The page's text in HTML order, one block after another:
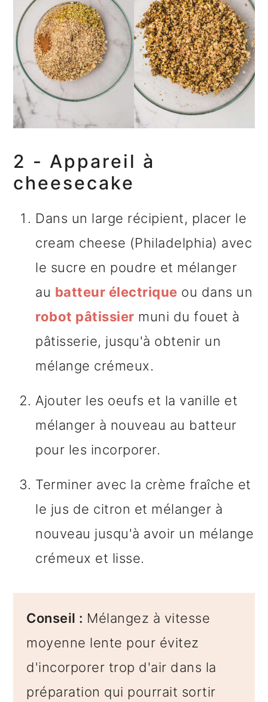
2 - Appareil à
cheesecake
Dans un large récipient, placer le
cream cheese (Philadelphia) avec
le sucre en poudre et mélanger
au batteur électrique ou dans un
robot pâtissier muni du fouet à
pâtisserie, jusqu'à obtenir un
mélange crémeux.
Ajouter les oeufs et la vanille et
mélanger à nouveau au batteur
pour les incorporer.
Terminer avec la crème fraîche et
le jus de citron et mélanger à
nouveau jusqu'à avoir un mélange
crémeux et lisse.
Conseil : Mélangez à vitesse
moyenne lente pour évitez
d'incorporer trop d'air dans la
préparation qui pourrait sortir